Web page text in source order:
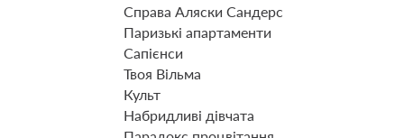
Справа Аляски Сандерс
Паризькі апартаменти
Сапієнси
Твоя Вільма
Культ
Набридливі дівчата